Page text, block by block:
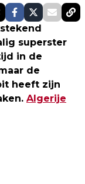
superster
in de
de
heeft zijn
Algerije